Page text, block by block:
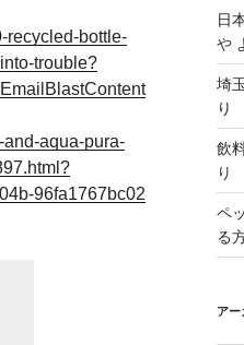
recycled-bottle-
trouble?
aqua-pura-
96fa1767bc02
日
や
埼
り
飲
り
ペ
る
アー